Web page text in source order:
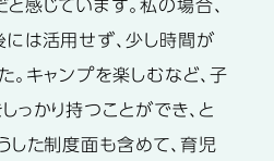
感じています。私の場合、
は活用せず、少し時間が
。キャンプを楽しむなど、子
っかり持つことができ、と
した制度面も含めて、育児